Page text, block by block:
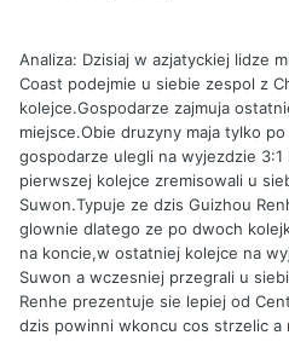
Analiza: Dzisiaj w azjatyckiej lidze
Coast podejmie u siebie zespol z
kolejce.Gospodarze zajmuja
miejsce.Obie druzyny maja tylko
gospodarze ulegli na wyjezdzie
pierwszej kolejce zremisowali u
Suwon.Typuje ze dzis Guizhou
glownie dlatego ze po dwoch
na koncie,w ostatniej kolejce na
Suwon a wczesniej przegrali u
Renhe prezentuje sie lepiej od
dzis powinni wkoncu cos strzelic a